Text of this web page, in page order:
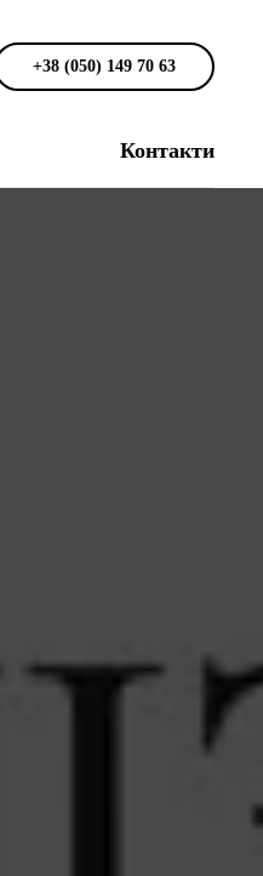
+38 (050) 149 70 63
Контакти